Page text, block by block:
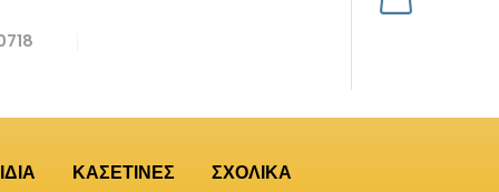
ΚΑΣΕΤΙΝΕΣ ΣΧΟΛΙΚΑ